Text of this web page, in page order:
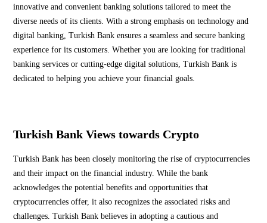
innovative and convenient banking solutions tailored to meet the
diverse needs of its clients. With a strong emphasis on technology and
digital banking, Turkish Bank ensures a seamless and secure banking
experience for its customers. Whether you are looking for traditional
banking services or cutting-edge digital solutions, Turkish Bank is
dedicated to helping you achieve your financial goals.
Turkish Bank Views towards Crypto
Turkish Bank has been closely monitoring the rise of cryptocurrencies
and their impact on the financial industry. While the bank
acknowledges the potential benefits and opportunities that
cryptocurrencies offer, it also recognizes the associated risks and
challenges. Turkish Bank believes in adopting a cautious and